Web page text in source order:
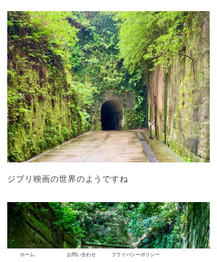
ジブリ映画の世界のようですね
ホーム お問い合わせ プライバシーポリシー